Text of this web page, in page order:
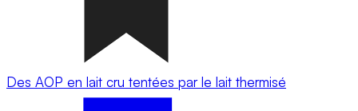
Des AOP en lait cru tentées par le lait thermisé